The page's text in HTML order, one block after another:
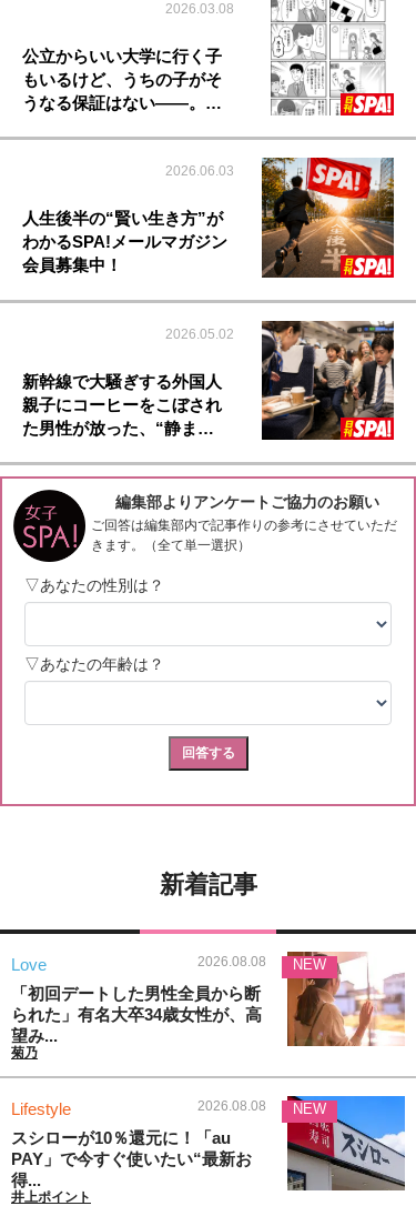
2026.03.08
公立からいい大学に行く子
もいるけど、うちの子がそ
うなる保証はない――。…
2026.06.03
人生後半の“賢い生き方”が
わかるSPA!メールマガジン
会員募集中！
2026.05.02
新幹線で大騒ぎする外国人
親子にコーヒーをこぼされ
た男性が放った、“静ま…
新着記事
Love 2026.08.08
「初回デートした男性全員から断
られた」有名大卒34歳女性が、高
望み...
菊乃
NEW
Lifestyle 2026.08.08
スシローが10％還元に！「au
PAY」で今すぐ使いたい“最新お
得...
井上ポイント
NEW